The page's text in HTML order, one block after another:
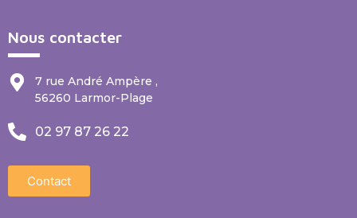
Nous contacter
7 rue André Ampère ,
56260 Larmor-Plage
02 97 87 26 22
Contact